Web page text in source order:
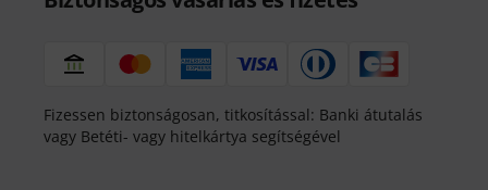
Fizessen biztonságosan, titkosítással: Banki átutalás
vagy Betéti- vagy hitelkártya segítségével